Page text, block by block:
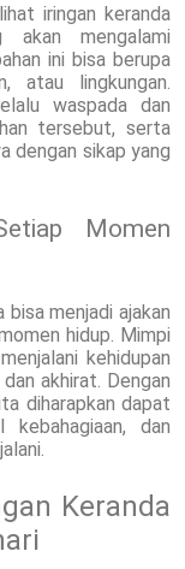
iringan keranda
akan mengalami
ini bisa berupa
atau lingkungan.
waspada dan
tersebut, serta
dengan sikap yang
Momen
menjadi ajakan
hidup. Mimpi
kehidupan
akhirat. Dengan
diharapkan dapat
kebahagiaan, dan
Keranda